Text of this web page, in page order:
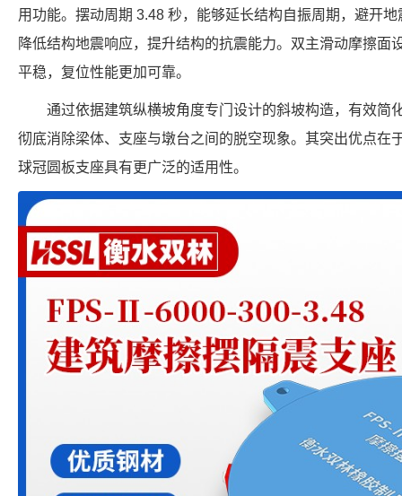
用功能。摆动周期 3.48 秒，能够延长结构自振周期，避开
降低结构地震响应，提升结构的抗震能力。双主滑动摩擦面
平稳，复位性能更加可靠。
通过依据建筑纵横坡角度专门设计的斜坡构造，有效简
彻底消除梁体、支座与墩台之间的脱空现象。其突出优点在
球冠圆板支座具有更广泛的适用性。